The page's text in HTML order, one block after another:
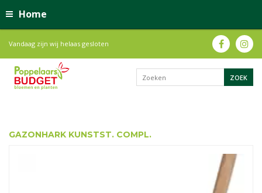
Home
Vandaag zijn wij helaas gesloten
GAZONHARK KUNSTST. COMPL.